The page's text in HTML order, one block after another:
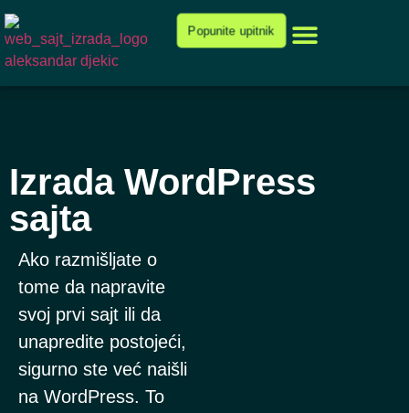
Popunite upitnik
Izrada WordPress
sajta
Ako razmišljate o
tome da napravite
svoj prvi sajt ili da
unapredite postojeći,
sigurno ste već naišli
na WordPress. To